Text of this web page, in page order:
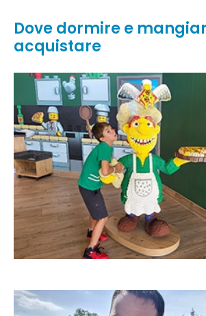
Dove dormire e
acquistare